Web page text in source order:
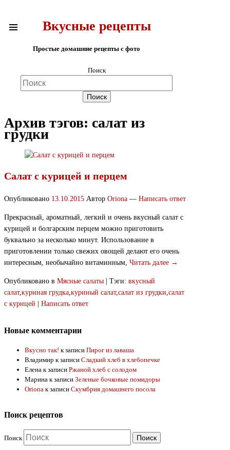
Вкусные рецепты
Простые домашние рецепты с фото
Поиск
Архив тэгов: салат из
грудки
Салат с курицей и перцем
Опубликовано 13.10.2015 Автор Oriona — Написать ответ
Прекрасный, ароматный, легкий и очень вкусный салат с
курицей и болгарским перцем можно приготовить
буквально за несколько минут. Использование в
приготовлении только свежих овощей делают его очень
интересным, необычайно витаминным, Читать далее →
Опубликовано в Мясные салаты Тэги: вкусный
салат,куриная грудка,куриный салат,салат из грудки,салат
с курицей
Написать ответ
Новые комментарии
Вкусно так! к записи Пирог из лаваша
Владимир к записи Сладкий хлеб в хлебопечке
Елена к записи Ржаной хлеб с солодом
Марина к записи Зеленые бочковые помидоры
Oriona к записи Скумбрия домашнего посола
Поиск рецептов
Поиск